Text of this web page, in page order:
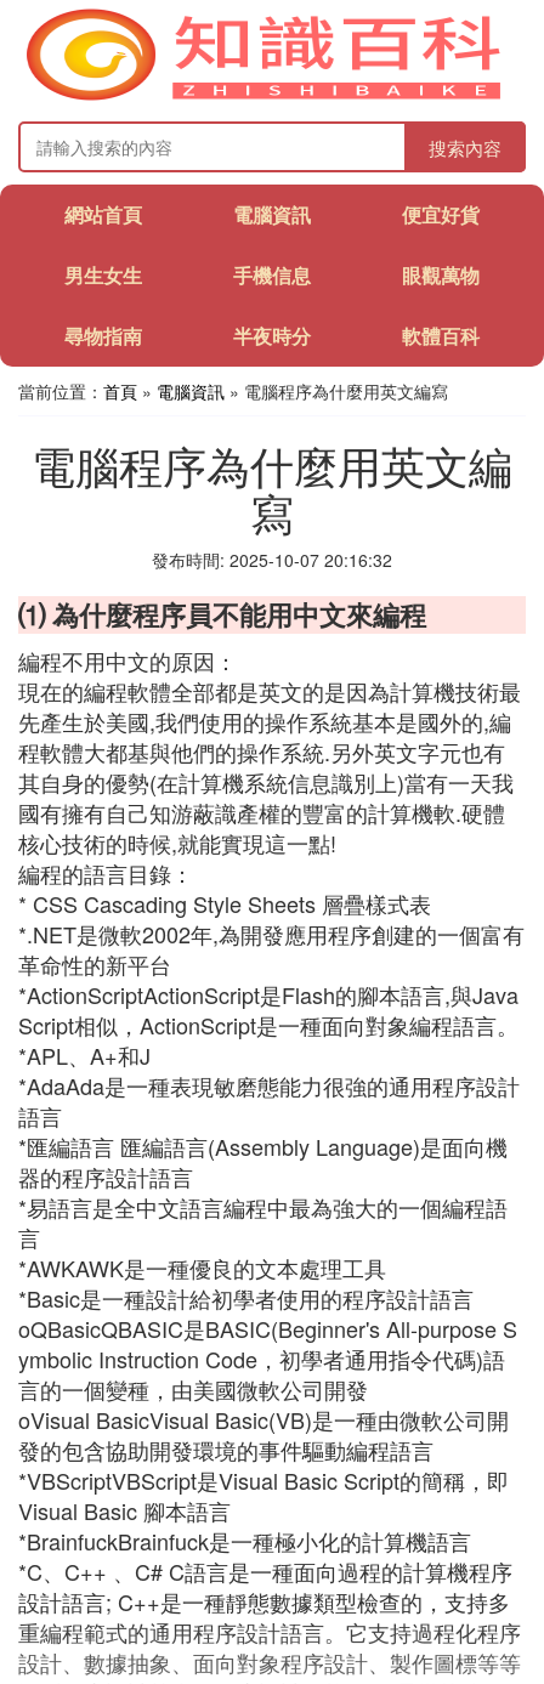
搜索內容
網站首頁 電腦資訊 便宜好貨
男生女生 手機信息 眼觀萬物
尋物指南 半夜時分 軟體百科
當前位置： 首頁 » 電腦資訊 » 電腦程序為什麼用英文編寫
電腦程序為什麼用英文編
寫
發布時間: 2025-10-07 20:16:32
⑴ 為什麼程序員不能用中文來編程
編程不用中文的原因：
現在的編程軟體全部都是英文的是因為計算機技術最
先產生於美國,我們使用的操作系統基本是國外的,編
程軟體大都基與他們的操作系統.另外英文字元也有
其自身的優勢(在計算機系統信息識別上)當有一天我
國有擁有自己知游蔽識產權的豐富的計算機軟.硬體
核心技術的時候,就能實現這一點!
編程的語言目錄：
* CSS Cascading Style Sheets 層疊樣式表
*.NET是微軟2002年,為開發應用程序創建的一個富有
革命性的新平台
*ActionScriptActionScript是Flash的腳本語言,與Java
Script相似，ActionScript是一種面向對象編程語言。
*APL、A+和J
*AdaAda是一種表現敏磨態能力很強的通用程序設計
語言
*匯編語言 匯編語言(Assembly Language)是面向機
器的程序設計語言
*易語言是全中文語言編程中最為強大的一個編程語
言
*AWKAWK是一種優良的文本處理工具
*Basic是一種設計給初學者使用的程序設計語言
oQBasicQBASIC是BASIC(Beginner's All-purpose S
ymbolic Instruction Code，初學者通用指令代碼)語
言的一個變種，由美國微軟公司開發
oVisual BasicVisual Basic(VB)是一種由微軟公司開
發的包含協助開發環境的事件驅動編程語言
*VBScriptVBScript是Visual Basic Script的簡稱，即
Visual Basic 腳本語言
*BrainfuckBrainfuck是一種極小化的計算機語言
*C、C++ 、C# C語言是一種面向過程的計算機程序
設計語言; C++是一種靜態數據類型檢查的，支持多
重編程範式的通用程序設計語言。它支持過程化程序
設計、數據抽象、面向對象程序設計、製作圖標等等